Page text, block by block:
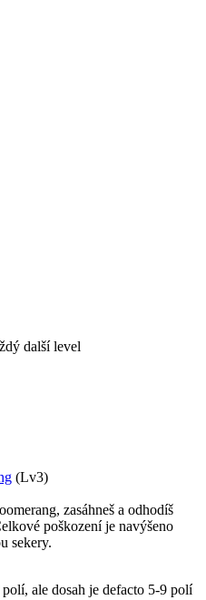
další level
(Lv3)
zasáhneš a odhodíš
poškození je navýšeno
sekery.
ale dosah je defacto 5-9 polí